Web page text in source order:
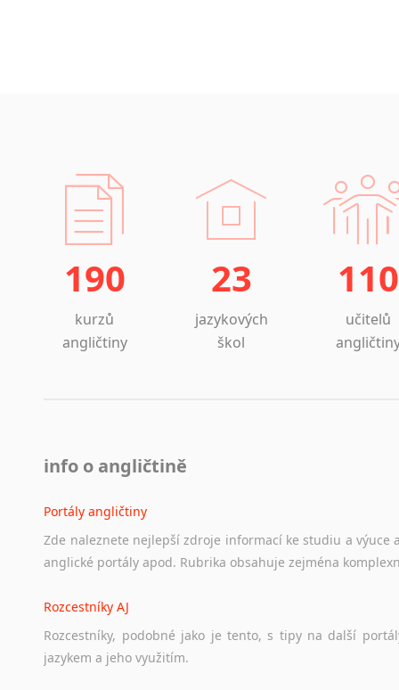
190
kurzů
angličtiny
23
jazykových
škol
110
učitelů
info o angličtině
Portály angličtiny
Zde naleznete nejlepší zdroje informací ke studiu a výuce
anglické portály apod. Rubrika obsahuje zejména
Rozcestníky AJ
Rozcestníky, podobné jako je tento, s tipy na další
jazykem a jeho využitím.